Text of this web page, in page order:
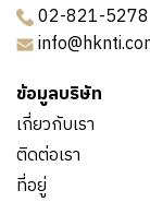
02-821-5278
ข้อมูลบริษัท
เกี่ยวกับเรา
ติดต่อเรา
ที่อยู่